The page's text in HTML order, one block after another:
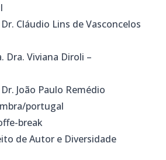
Cláudio Lins de Vasconcelos
Dra. Viviana Diroli –
João Paulo Remédio
portugal
break
de Autor e Diversidade